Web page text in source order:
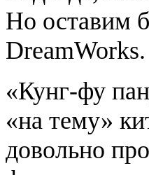
Но оставим
DreamWorks.
«Кунг-фу
«на тему»
довольно